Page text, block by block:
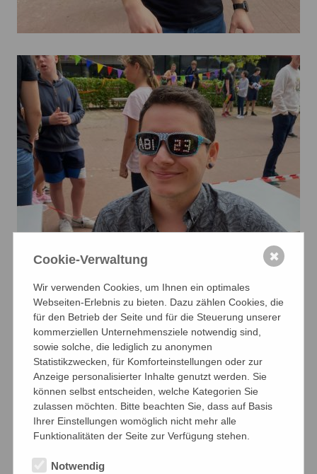
Cookie-Verwaltung
Wir verwenden Cookies, um Ihnen ein optimales
Webseiten-Erlebnis zu bieten. Dazu zählen Cookies, die
für den Betrieb der Seite und für die Steuerung unserer
kommerziellen Unternehmensziele notwendig sind,
sowie solche, die lediglich zu anonymen
Statistikzwecken, für Komforteinstellungen oder zur
Anzeige personalisierter Inhalte genutzt werden. Sie
können selbst entscheiden, welche Kategorien Sie
zulassen möchten. Bitte beachten Sie, dass auf Basis
Ihrer Einstellungen womöglich nicht mehr alle
Funktionalitäten der Seite zur Verfügung stehen.
Notwendig
✖